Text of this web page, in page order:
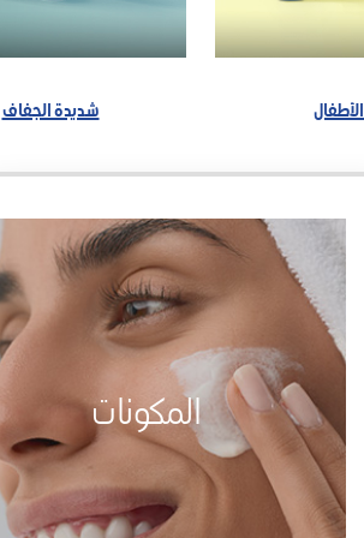
الأطفال شديدة الجفاف
المكونات